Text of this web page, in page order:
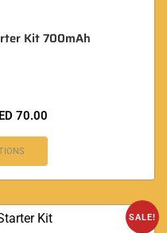
Kit 700mAh
70.00
SALE!